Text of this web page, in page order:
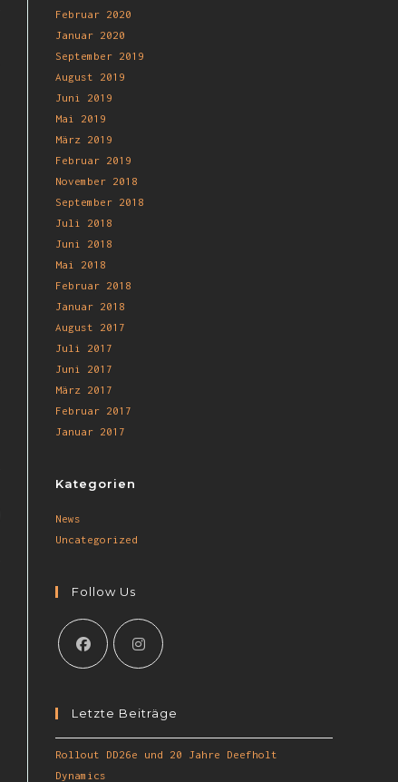
Februar 2020
Januar 2020
September 2019
August 2019
Juni 2019
Mai 2019
März 2019
Februar 2019
November 2018
September 2018
Juli 2018
Juni 2018
Mai 2018
Februar 2018
Januar 2018
August 2017
Juli 2017
Juni 2017
März 2017
Februar 2017
Januar 2017
Kategorien
News
Uncategorized
Follow Us
Letzte Beiträge
Rollout DD26e und 20 Jahre Deefholt
Dynamics